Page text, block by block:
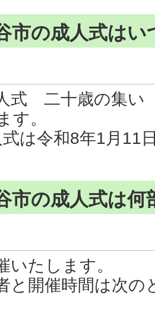
の成人式はい
式 二十歳の集い
す。
は令和8年1月11
の成人式は何
いたします。
と開催時間は次の